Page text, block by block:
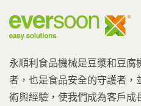
永順利食品機械是豆漿和豆腐
者，也是食品安全的守護者，
術與經驗，使我們成為客戶成